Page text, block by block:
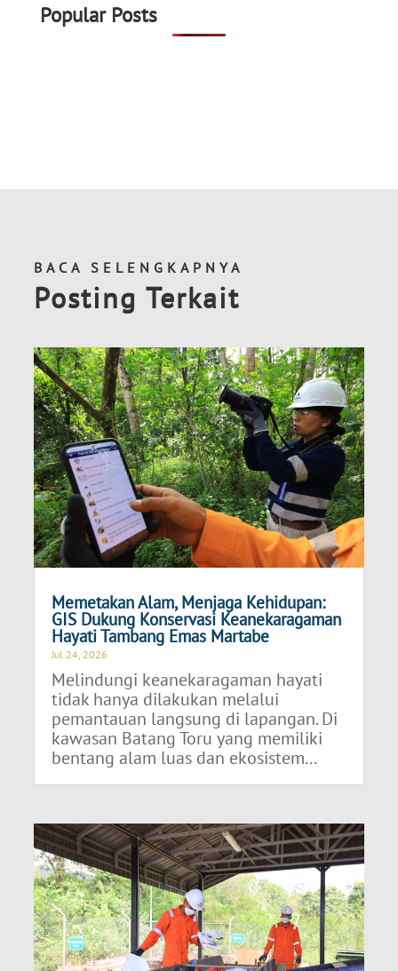
Popular Posts
BACA SELENGKAPNYA
Posting Terkait
Memetakan Alam, Menjaga Kehidupan:
GIS Dukung Konservasi Keanekaragaman
Hayati Tambang Emas Martabe
Jul 24, 2026
Melindungi keanekaragaman hayati
tidak hanya dilakukan melalui
pemantauan langsung di lapangan. Di
kawasan Batang Toru yang memiliki
bentang alam luas dan ekosistem...